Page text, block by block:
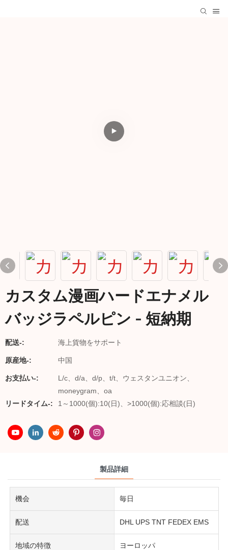
カスタム漫画ハードエナメル
バッジラペルピン - 短納期
配送-: 海上貨物をサポート
原産地-: 中国
お支払い-:
L/c、d/a、d/p、t/t、ウェスタンユニオン、
moneygram、oa
リードタイム-:
1～1000(個):10(日)、>1000(個):応相談(日)
製品詳細
機会 毎日
配送 DHL UPS TNT FEDEX EMS
地域の特徴 ヨーロッパ